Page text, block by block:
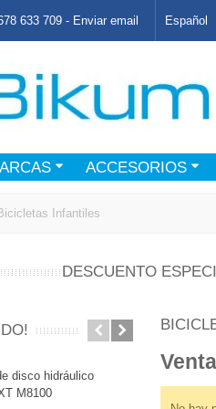
633 709 - Enviar email Español
ACCESORIOS
Infantiles
DESCUENTO
disco hidráulico
M8100